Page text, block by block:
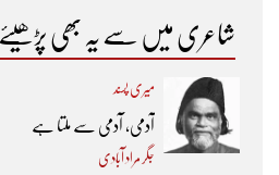
شاعری میں سے یہ بھی پڑھیئے
میری پسند
آدمی، آدمی سے ملتا ہے
جگر مراد آبادی